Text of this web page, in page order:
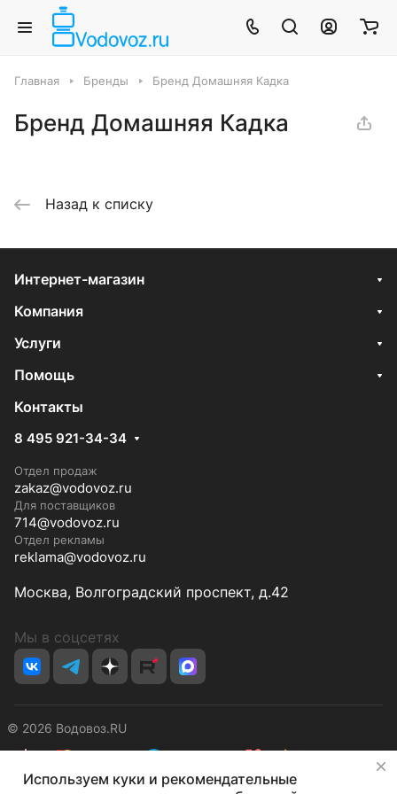
Главная Бренды Бренд Домашняя Кадка
Бренд Домашняя Кадка
Назад к списку
Интернет-магазин
Компания
Услуги
Помощь
Контакты
8 495 921-34-34
Отдел продаж
zakaz@vodovoz.ru
Для поставщиков
714@vodovoz.ru
Отдел рекламы
reklama@vodovoz.ru
Москва, Волгоградский проспект, д.42
Мы в соцсетях
© 2026 Водовоз.RU
КонфиденциальностьОферта
Используем куки и рекомендательные